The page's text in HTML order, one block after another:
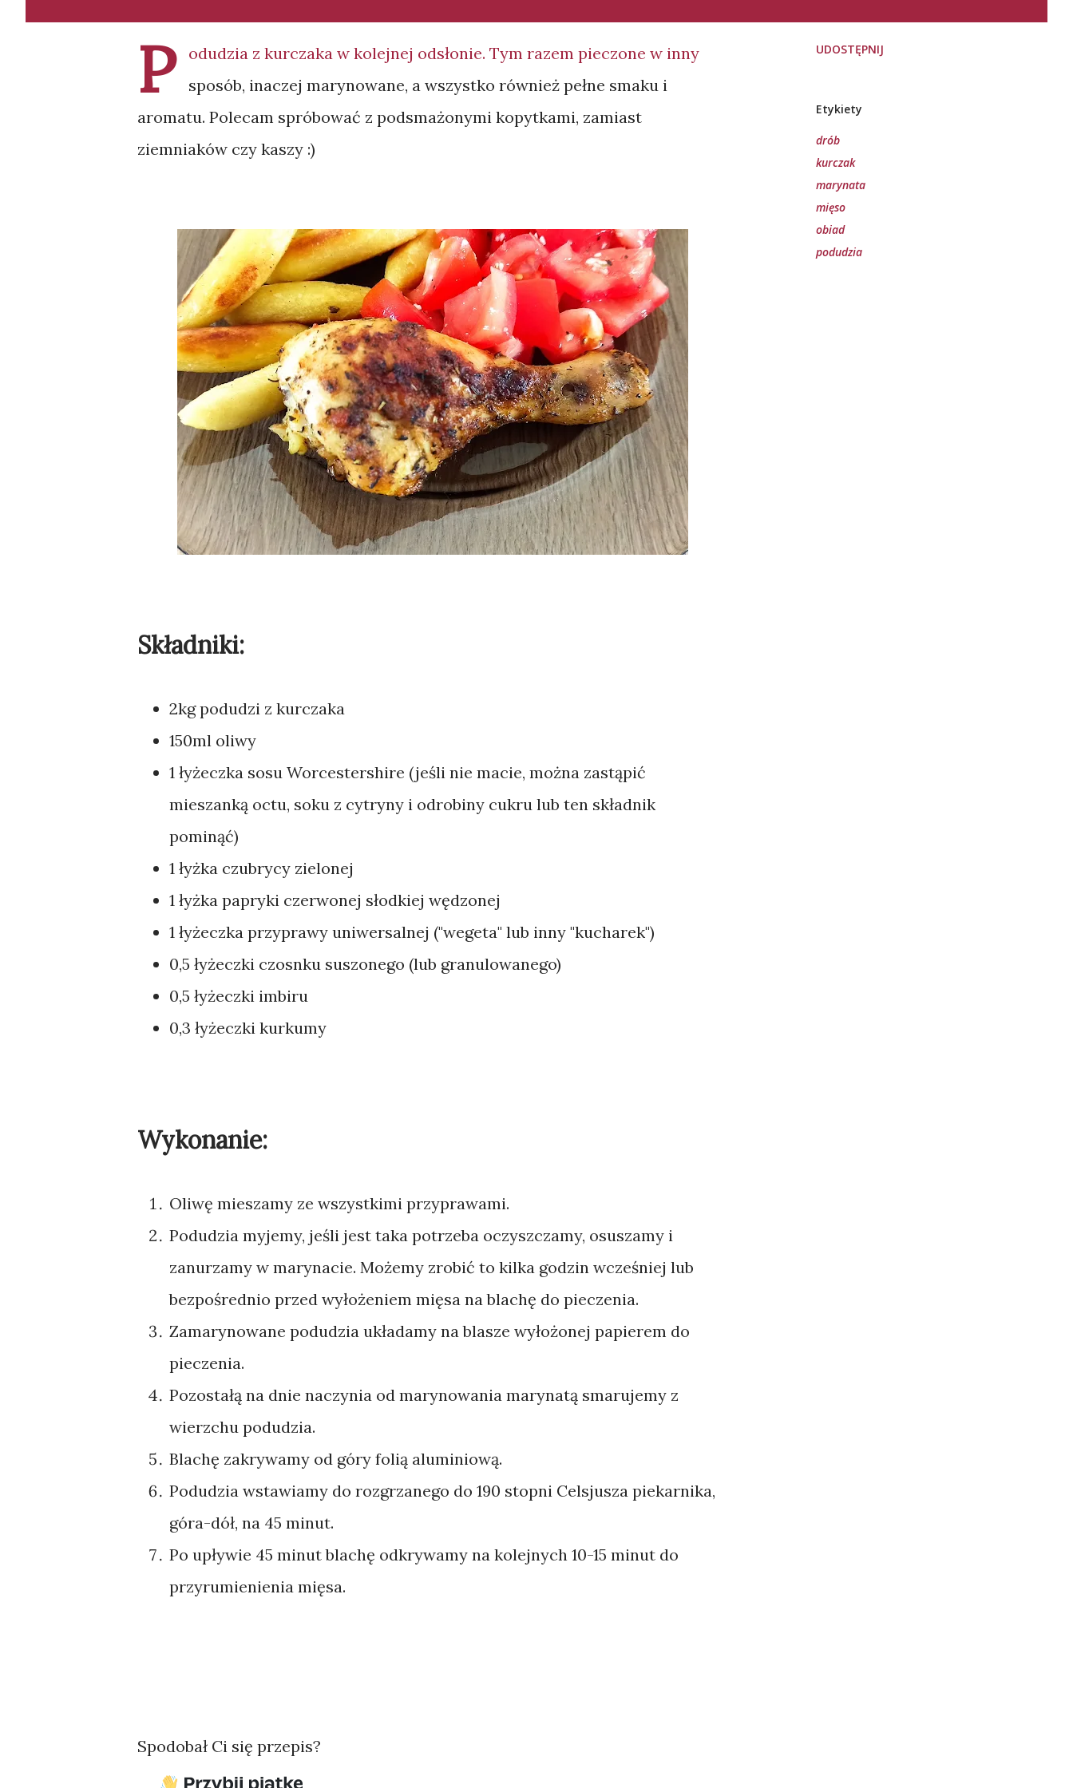
P
odudzia z kurczaka w kolejnej odsłonie. Tym razem pieczone w inny
sposób, inaczej marynowane, a wszystko również pełne smaku i
aromatu. Polecam spróbować z podsmażonymi kopytkami, zamiast
ziemniaków czy kaszy :)
Składniki:
2kg podudzi z kurczaka
150ml oliwy
1 łyżeczka sosu Worcestershire (jeśli nie macie, można zastąpić
mieszanką octu, soku z cytryny i odrobiny cukru lub ten składnik
pominąć)
1 łyżka czubrycy zielonej
1 łyżka papryki czerwonej słodkiej wędzonej
1 łyżeczka przyprawy uniwersalnej ("wegeta" lub inny "kucharek")
0,5 łyżeczki czosnku suszonego (lub granulowanego)
0,5 łyżeczki imbiru
0,3 łyżeczki kurkumy
Wykonanie:
Oliwę mieszamy ze wszystkimi przyprawami.
Podudzia myjemy, jeśli jest taka potrzeba oczyszczamy, osuszamy i
zanurzamy w marynacie. Możemy zrobić to kilka godzin wcześniej lub
bezpośrednio przed wyłożeniem mięsa na blachę do pieczenia.
Zamarynowane podudzia układamy na blasze wyłożonej papierem do
pieczenia.
Pozostałą na dnie naczynia od marynowania marynatą smarujemy z
wierzchu podudzia.
Blachę zakrywamy od góry folią aluminiową.
Podudzia wstawiamy do rozgrzanego do 190 stopni Celsjusza piekarnika,
góra-dół, na 45 minut.
Po upływie 45 minut blachę odkrywamy na kolejnych 10-15 minut do
przyrumienienia mięsa.
Spodobał Ci się przepis?
UDOSTĘPNIJ
Etykiety
drób
kurczak
marynata
mięso
obiad
podudzia